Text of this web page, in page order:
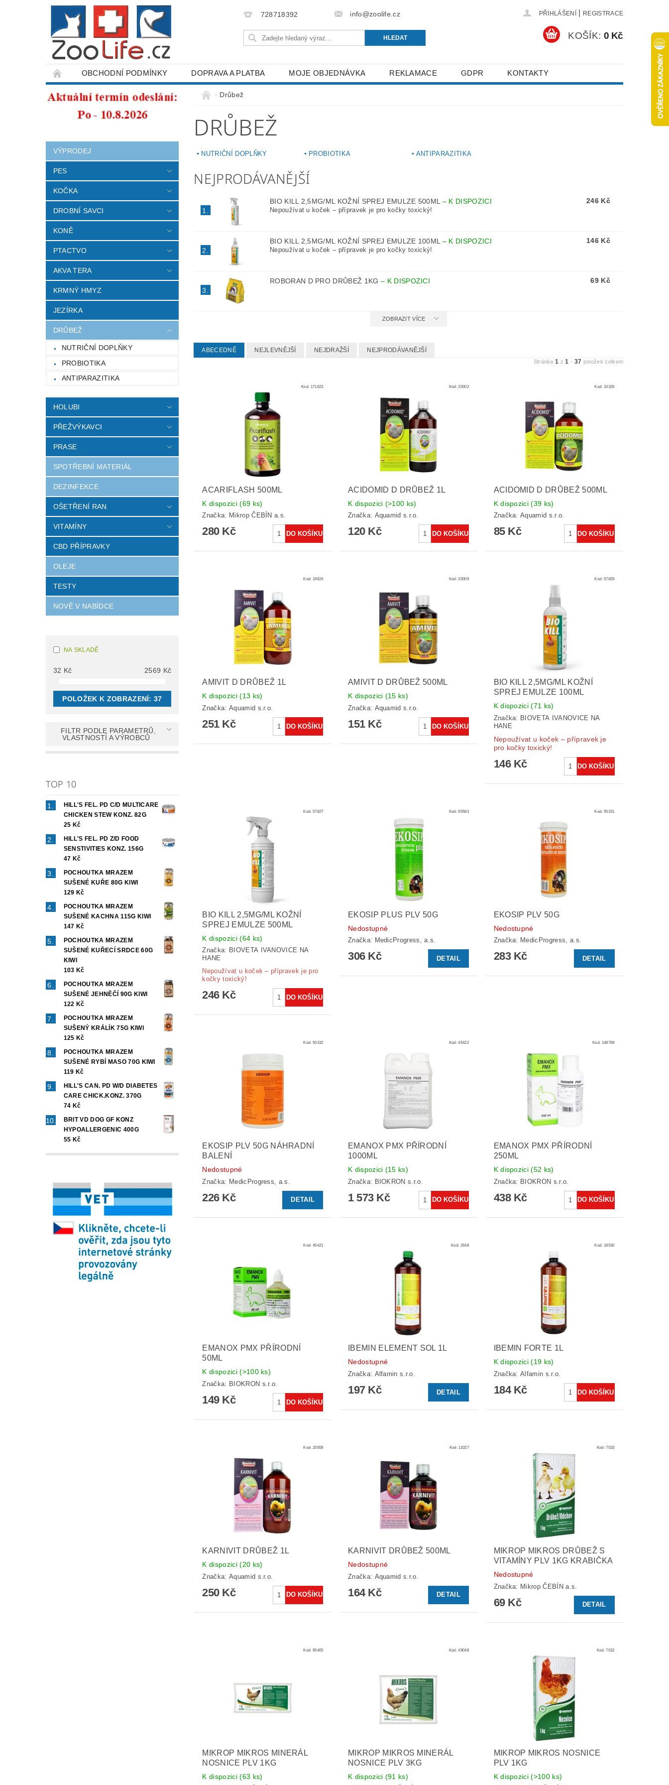
728718392 info@zoolife.cz PŘIHLÁŠENÍ REGISTRACE
KOŠÍK: 0 Kč
OBCHODNÍ PODMÍNKY DOPRAVA A PLATBA MOJE OBJEDNÁVKA REKLAMACE GDPR KONTAKTY
ODSTOUPENÍ OD SMLOUVY
VÝPRODEJ
PES
KOČKA
DROBNÍ SAVCI
KONĚ
PTACTVO
AKVA TERA
KRMNÝ HMYZ
JEZÍRKA
DRŮBEŽ
NUTRIČNÍ DOPLŇKY
PROBIOTIKA
ANTIPARAZITIKA
HOLUBI
PŘEŽVÝKAVCI
PRASE
SPOTŘEBNÍ MATERIÁL
DEZINFEKCE
OŠETŘENÍ RAN
VITAMÍNY
CBD PŘÍPRAVKY
OLEJE
TESTY
NOVĚ V NABÍDCE
NA SKLADĚ
32 Kč 2569 Kč
POLOŽEK K ZOBRAZENÍ:37
FILTR PODLE PARAMETRŮ,
VLASTNOSTÍ A VÝROBCŮ
TOP 10
HILL'S FEL. PD C/D MULTICARE
CHICKEN STEW KONZ. 82G
25 Kč
HILL'S FEL. PD Z/D FOOD
SENSTIVITIES KONZ. 156G
47 Kč
POCHOUTKA MRAZEM
SUŠENÉ KUŘE 80G KIWI
129 Kč
POCHOUTKA MRAZEM
SUŠENÉ KACHNA 115G KIWI
147 Kč
POCHOUTKA MRAZEM
SUŠENÉ KUŘECÍ SRDCE 60G
KIWI
103 Kč
POCHOUTKA MRAZEM
SUŠENÉ JEHNĚČÍ 90G KIWI
122 Kč
POCHOUTKA MRAZEM
SUŠENÝ KRÁLÍK 75G KIWI
125 Kč
POCHOUTKA MRAZEM
SUŠENÉ RYBÍ MASO 70G KIWI
119 Kč
HILL'S CAN. PD W/D DIABETES
CARE CHICK.KONZ. 370G
74 Kč
BRIT VD DOG GF KONZ
HYPOALLERGENIC 400G
55 Kč
Drůbež
DRŮBEŽ
NUTRIČNÍ DOPLŇKY PROBIOTIKA ANTIPARAZITIKA
NEJPRODÁVANĚJŠÍ
1.
BIO KILL 2,5MG/ML KOŽNÍ SPREJ EMULZE 500ML – K DISPOZICI
Nepoužívat u koček – přípravek je pro kočky toxický!
246 Kč
2.
BIO KILL 2,5MG/ML KOŽNÍ SPREJ EMULZE 100ML – K DISPOZICI
Nepoužívat u koček – přípravek je pro kočky toxický!
146 Kč
3.
ROBORAN D PRO DRŮBEŽ 1KG – K DISPOZICI 69 Kč
ZOBRAZIT VÍCE
ABECEDNĚ NEJLEVNĚJŠÍ NEJDRAŽŠÍ NEJPRODÁVANĚJŠÍ
Stránka1 z1 - 37 položek celkem
Kód: 171823
ACARIFLASH 500ML
K dispozici(69 ks)
Značka: Mikrop ČEBÍN a.s.
280 Kč
Kód:20002
ACIDOMID D DRŮBEŽ 1L
K dispozici (>100 ks)
Značka: Aquamid s.r.o.
120 Kč
Kód:10326
ACIDOMID D DRŮBEŽ 500ML
K dispozici(39 ks)
Značka:Aquamid s.r.o.
85 Kč
Kód: 19624
AMIVIT D DRŮBEŽ 1L
K dispozici(13 ks)
Značka: Aquamid s.r.o.
251 Kč
Kód:20009
AMIVIT D DRŮBEŽ 500ML
K dispozici (15 ks)
Značka: Aquamid s.r.o.
151 Kč
Kód:57829
BIO KILL 2,5MG/ML KOŽNÍ
SPREJ EMULZE 100ML
K dispozici(71 ks)
Značka: BIOVETA IVANOVICE NA
HANE
Nepoužívat u koček – přípravek je
pro kočky toxický!
146 Kč
Kód: 57827
BIO KILL 2,5MG/ML KOŽNÍ
SPREJ EMULZE 500ML
K dispozici(64 ks)
Značka: BIOVETA IVANOVICE NA
HANE
Nepoužívat u koček – přípravek je pro
kočky toxický!
246 Kč
Kód:95583
EKOSIP PLUS PLV 50G
Nedostupné
Značka: MedicProgress, a.s.
306 Kč DETAIL
Kód:55331
EKOSIP PLV 50G
Nedostupné
Značka: MedicProgress, a.s.
283 Kč DETAIL
Kód: 55332
EKOSIP PLV 50G NÁHRADNÍ
BALENÍ
Nedostupné
Značka: MedicProgress, a.s.
226 Kč DETAIL
Kód:45422
EMANOX PMX PŘÍRODNÍ
1000ML
K dispozici (15 ks)
Značka: BIOKRON s.r.o.
1 573 Kč
Kód: 148769
EMANOX PMX PŘÍRODNÍ
250ML
K dispozici(52 ks)
Značka: BIOKRON s.r.o.
438 Kč
Kód: 45421
EMANOX PMX PŘÍRODNÍ
50ML
K dispozici(>100 ks)
Značka: BIOKRON s.r.o.
149 Kč
Kód: 2648
IBEMIN ELEMENT SOL 1L
Nedostupné
Značka: Alfamin s.r.o.
197 Kč DETAIL
Kód:18530
IBEMIN FORTE 1L
K dispozici(19 ks)
Značka:Alfamin s.r.o.
184 Kč
Kód: 20008
KARNIVIT DRŮBEŽ 1L
K dispozici(20 ks)
Značka: Aquamid s.r.o.
250 Kč
Kód:11027
KARNIVIT DRŮBEŽ 500ML
Nedostupné
Značka: Aquamid s.r.o.
164 Kč DETAIL
Kód:7033
MIKROP MIKROS DRŮBEŽ S
VITAMÍNY PLV 1KG KRABIČKA
Nedostupné
Značka: Mikrop ČEBÍN a.s.
69 Kč DETAIL
Kód: 95405
MIKROP MIKROS MINERÁL
NOSNICE PLV 1KG
K dispozici(63 ks)
Kód:49048
MIKROP MIKROS MINERÁL
NOSNICE PLV 3KG
K dispozici (91 ks)
Kód:7032
MIKROP MIKROS NOSNICE
PLV 1KG
K dispozici(>100 ks)